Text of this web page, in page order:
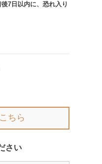
7日以内に、恐れ入り
ちら
さい​